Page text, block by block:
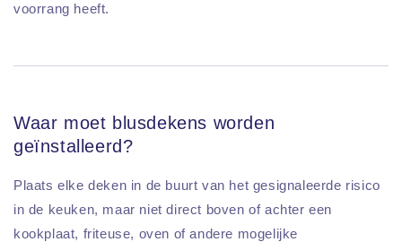
voorrang heeft.
Waar moet blusdekens worden
geïnstalleerd?
Plaats elke deken in de buurt van het gesignaleerde risico
in de keuken, maar niet direct boven of achter een
kookplaat, friteuse, oven of andere mogelijke